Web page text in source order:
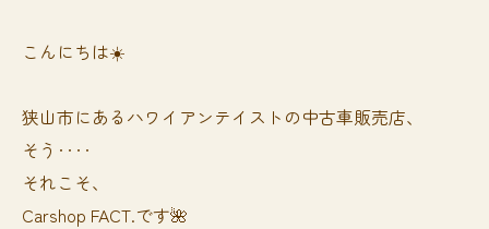
こんにちは☀️
狭山市にあるハワイアンテイストの中古車販売店、
そう‥‥
それこそ、
Carshop FACT.です🌺